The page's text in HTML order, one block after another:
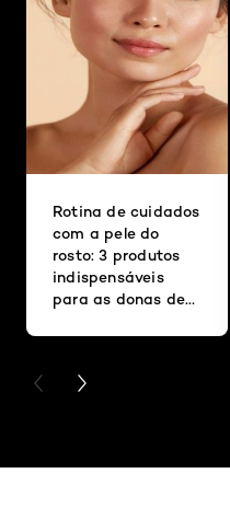
Rotina de cuidados
com a pele do
rosto: 3 produtos
indispensáveis
para as donas de
PREVIOUS CARD
NEXT CARD